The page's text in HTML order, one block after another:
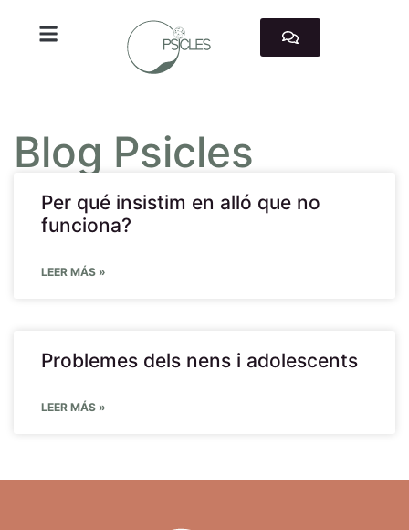
Blog Psicles
Per qué insistim en alló que no
funciona?
LEER MÁS »
Problemes dels nens i adolescents
LEER MÁS »